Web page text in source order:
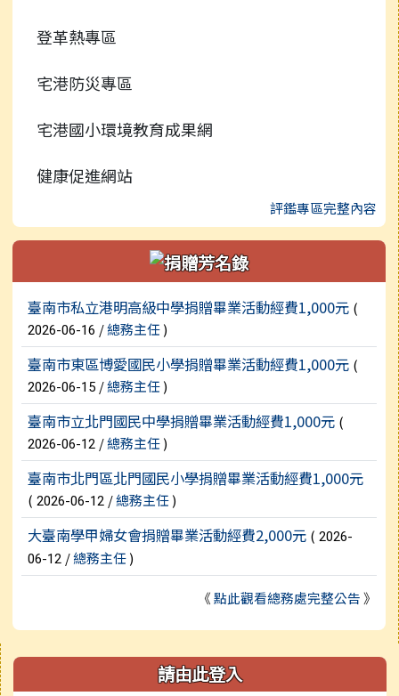
行事曆
登革熱專區
宅港防災專區
宅港國小環境教育成果網
健康促進網站
評鑑專區完整內容
新聞列表
臺南市私立港明高級中學捐贈畢業活動經費1,000元 (
2026-06-16 /總務主任)
臺南市東區博愛國民小學捐贈畢業活動經費1,000元 (
2026-06-15 /總務主任)
臺南市立北門國民中學捐贈畢業活動經費1,000元 (
2026-06-12 /總務主任)
臺南市北門區北門國民小學捐贈畢業活動經費1,000元
( 2026-06-12 /總務主任)
大臺南學甲婦女會捐贈畢業活動經費2,000元 ( 2026-
06-12 /總務主任)
《點此觀看總務處完整公告》
右邊區域內容 請由此登入